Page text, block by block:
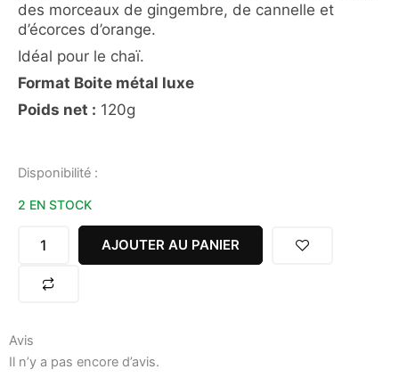
des morceaux de gingembre, de cannelle et
d’écorces d’orange.
Idéal pour le chaï.
Format Boite métal luxe
Poids net : 120g
Disponibilité :
2 EN STOCK
quantité
THÉ
CHAÏ
COMPAGNIE
COLONIALE
120g
AJOUTER AU PANIER
Avis
Il n’y a pas encore d’avis.